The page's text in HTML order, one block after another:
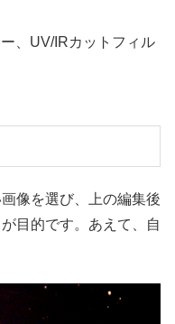
、UV/IRカットフィル
像を選び、上の編集後
目的です。あえて、自